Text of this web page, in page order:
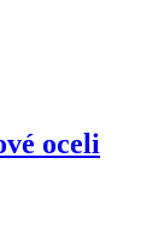
oceli